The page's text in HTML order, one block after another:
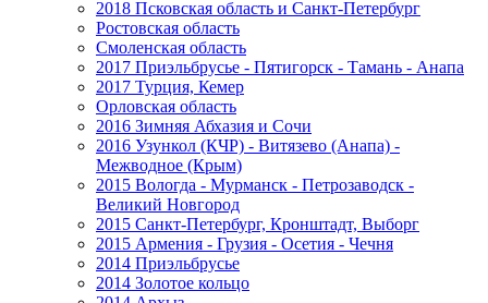
2018 Псковская область и Санкт-Петербург
Ростовская область
Смоленская область
2017 Приэльбрусье - Пятигорск - Тамань - Анапа
2017 Турция, Кемер
Орловская область
2016 Зимняя Абхазия и Сочи
2016 Узункол (КЧР) - Витязево (Анапа) -
Межводное (Крым)
2015 Вологда - Мурманск - Петрозаводск -
Великий Новгород
2015 Санкт-Петербург, Кронштадт, Выборг
2015 Армения - Грузия - Осетия - Чечня
2014 Приэльбрусье
2014 Золотое кольцо